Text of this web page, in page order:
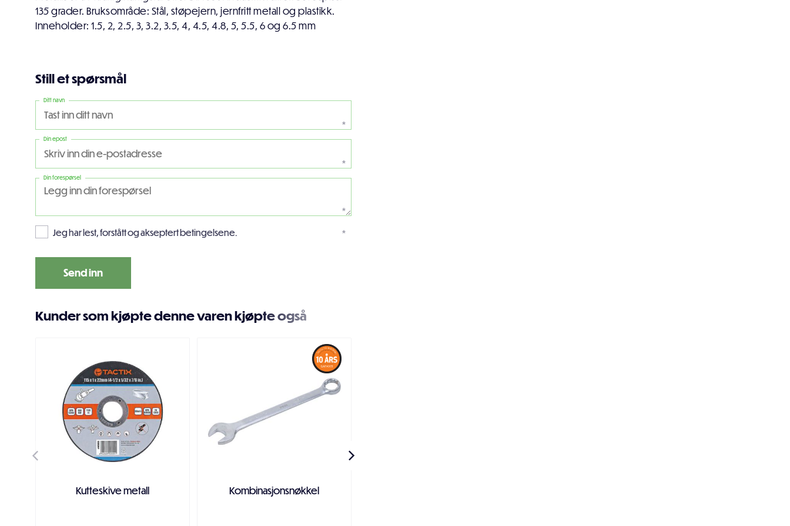
135 grader. Bruksområde: Stål, støpejern, jernfritt metall og plastikk.
Inneholder: 1.5, 2, 2.5, 3, 3.2, 3.5, 4, 4.5, 4.8, 5, 5.5, 6 og 6.5 mm
Still et spørsmål
Ditt navn
*
Din epost
*
Din forespørsel
*
Jeg har lest, forstått og akseptert betingelsene. *
Kunder som kjøpte denne varen kjøpte også
Kutteskive metall Kombinasjonsnøkkel